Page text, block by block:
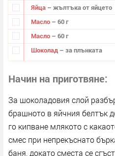
Яйца – жълтъка от яйцето
Масло – 60 г
Масло – 60 г
Шоколад – за плънката
Начин на приготвяне
За шоколадовия слой
брашното в яйчния белтък
го кипване млякото с
смес при непрекъснато
баня, докато сместа се